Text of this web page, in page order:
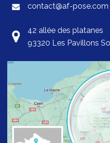
contact@af-pose.com
42 allée des platanes
93320 Les Pavillons